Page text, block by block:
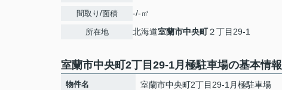
間取り/面積 -/-㎡
所在地 北海道室蘭市中央町２丁目29-1
室蘭市中央町2丁目29-1月極駐車場の基本情報
物件名 室蘭市中央町2丁目29-1月極駐車場